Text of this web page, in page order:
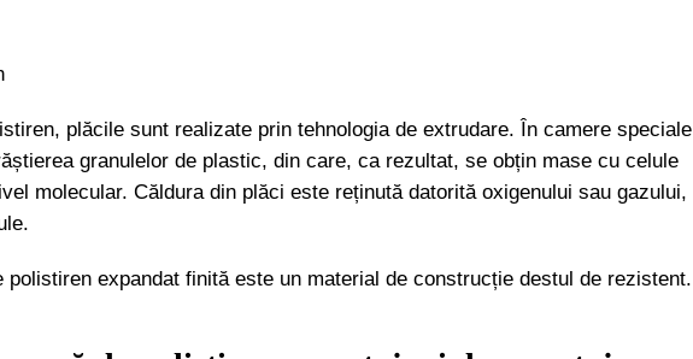
plăcile sunt realizate prin tehnologia de extrudare. În camere speciale
granulelor de plastic, din care, ca rezultat, se obțin mase cu celule
molecular. Căldura din plăci este reținută datorită oxigenului sau gazului,
polistiren expandat finită este un material de construcție destul de rezistent.